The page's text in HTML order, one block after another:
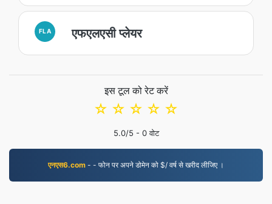
FLA एफएलएसी प्लेयर
इस टूल को रेट करें
☆
☆
☆
☆
☆
5.0/5 - 0वोट
एनएस6.com - - फोन पर अपने डोमेन को $/ वर्ष से खरीद लीजिए ।